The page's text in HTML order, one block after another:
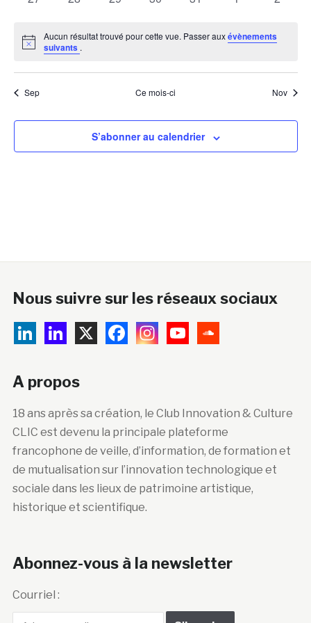
Notice
Aucun résultat trouvé pour cette vue. Passer auxévènements
suivants .
Sep Ce mois-ci Nov
S’abonner au calendrier
Nous suivre sur les réseaux sociaux
A propos
18 ans après sa création, le Club Innovation & Culture
CLIC est devenu la principale plateforme
francophone de veille, d’information, de formation et
de mutualisation sur l’innovation technologique et
sociale dans les lieux de patrimoine artistique,
historique et scientifique.
Abonnez-vous à la newsletter
Courriel :